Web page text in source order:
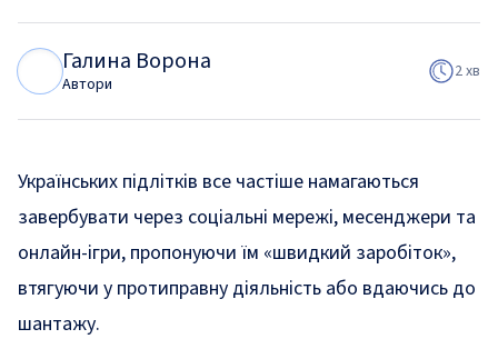
Галина Ворона
Автори
2 хв
Українських підлітків все частіше намагаються
завербувати через соціальні мережі, месенджери та
онлайн-ігри, пропонуючи їм «швидкий заробіток»,
втягуючи у протиправну діяльність або вдаючись до
шантажу.